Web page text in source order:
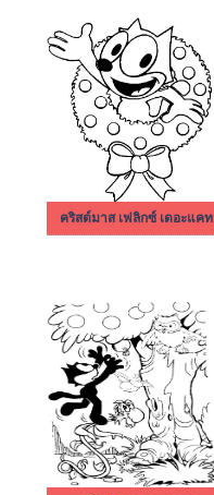
คริสต์มาส เฟลิกซ์ เดอะแคท